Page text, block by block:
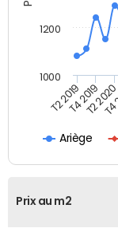
Ariège
T2 2019T4 2019T2 2020
1000
1200
Prix au m2